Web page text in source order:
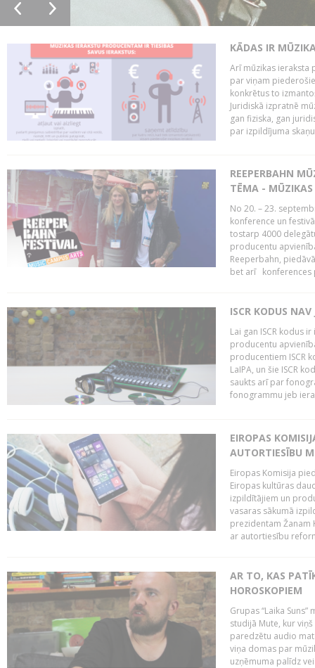
KĀDAS IR
Arī mūzikas ieraksta
par viņam
konkrētus to
Juridiskā izpratnē
gan fiziska, gan
par izpildījuma
REEPERBAHN
TĒMA -
No 20. – 23.
konference un
tostarp 4000
producentu
Reeperbahn,
bet arī konferences
ISCR KODUS
Lai gan ISCR kodus
producentu
producentiem ISCR
LaIPA, un šie ISCR
saukts arī par
fonogrammu jeb
EIROPAS
AUTORTIESĪBU
Eiropas Komisija
Eiropas kultūras
izpildītājiem un
vasaras sākumā
prezidentam Žanam
ar autortiesību
AR TO, KAS
HOROSKOPIEM
Grupas “Laika
studijā Mute, kur
paredzētu audio
viņa domas par
uzņēmuma palīdz